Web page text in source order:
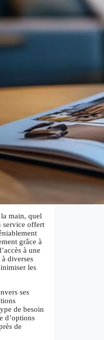
main, quel
service offert
grâce à
à une
diverses
les
ses
de besoin
d’options
de